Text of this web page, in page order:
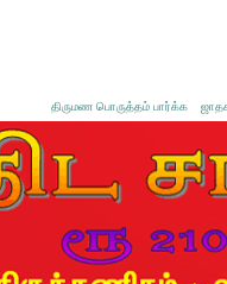
திருமண பொருத்தம் பார்க்க